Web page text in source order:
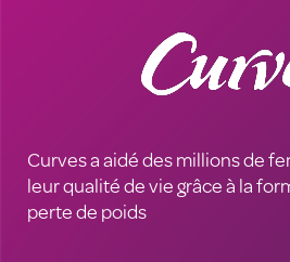
Curves a aidé des millions de
leur qualité de vie grâce à la
perte de poids